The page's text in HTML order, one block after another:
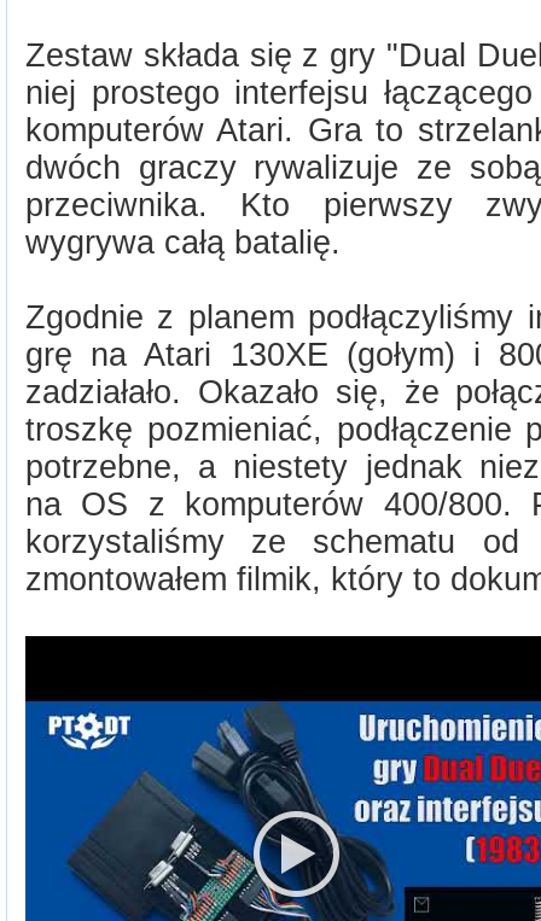
Zestaw składa się z gry "Dual
niej prostego interfejsu
komputerów Atari. Gra to
dwóch graczy rywalizuje ze
przeciwnika. Kto pierwszy
wygrywa całą batalię.
Zgodnie z planem podłączyliśmy
grę na Atari 130XE (gołym) i
zadziałało. Okazało się, że
troszkę pozmieniać,
potrzebne, a niestety jednak
na OS z komputerów 400/800.
korzystaliśmy ze schematu od
zmontowałem filmik, który to